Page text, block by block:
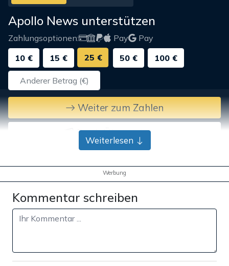
Apollo News unterstützen
Zahlungsoptionen: Pay
Pay
10 €
15 € 25 € 50 € 100 €
Weiter zum Zahlen
Bank-Überweisung
Weiterlesen
Werbung
Kommentar schreiben